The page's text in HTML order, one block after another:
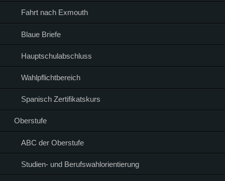
Fahrt nach Exmouth
Blaue Briefe
Hauptschulabschluss
Wahlpflichtbereich
Spanisch Zertifikatskurs
Oberstufe
ABC der Oberstufe
Studien- und Berufswahlorientierung